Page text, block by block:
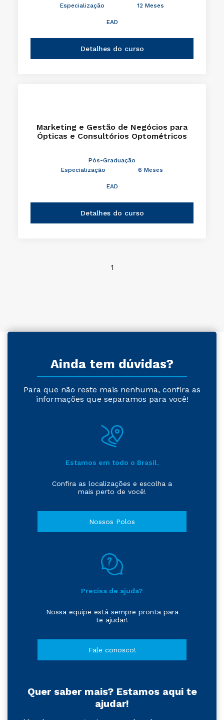
Especialização
12 Meses
EAD
Detalhes do curso
Marketing e Gestão de Negócios para
Ópticas e Consultórios Optométricos
Pós-Graduação
Especialização
6 Meses
EAD
Detalhes do curso
1
Ainda tem dúvidas?
Para que não reste mais nenhuma, confira as
informações que separamos para você!
Estamos em todo o Brasil.
Confira as localizações e escolha a
mais perto de você!
Nossos Polos
Precisa de ajuda?
Nossa equipe está sempre pronta para
te ajudar!
Fale conosco!
Quer saber mais? Estamos aqui te
ajudar!